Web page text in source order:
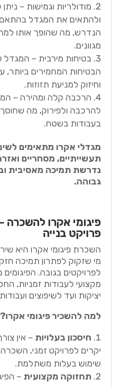
מודולריות וגמישות –
ולהתאים את המגדל בהתאם
הנדרש, מה שהופך אותו
מגוונים.
בטיחות מירבית – המגדל
הבטיחות המחמירים ביותר,
וחיזוק למניעת תזוזות.
הרכבה קלה ומהירה –
להרכבה ולפירוק, מה
בעבודות בשטח.
מגדלי אקרו מתאימים
תעשייתיים, מסחריים
נדרשת תמיכה מאסיבית
גבוהה.
פיגומי אקרו להשכרה
פרויקט בנייה
השכרת פיגומי אקרו היא
מי שזקוק לפתרון תמיכה
לפרויקטים בגובה.
מקצועי לעבודות זמניות,
יציקות ועד לשיפוצים
למה להשכיר פיגומי אקרו?
חיסכון בעלויות – אין
יקרים לפרויקט זמני,
שימוש בעלות משתלמת.
תחזוקה מקצועית –